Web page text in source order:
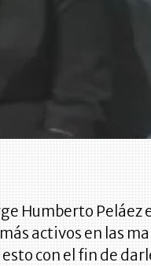
Humberto Peláez
activos en las
con el fin de